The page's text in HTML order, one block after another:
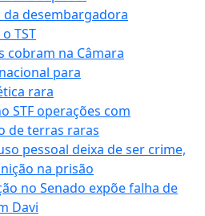
desembargadora
TST
cobram na Câmara
para
rara
STF operações com
de terras raras
pessoal deixa de ser crime,
na prisão
no Senado expõe falha de
Davi